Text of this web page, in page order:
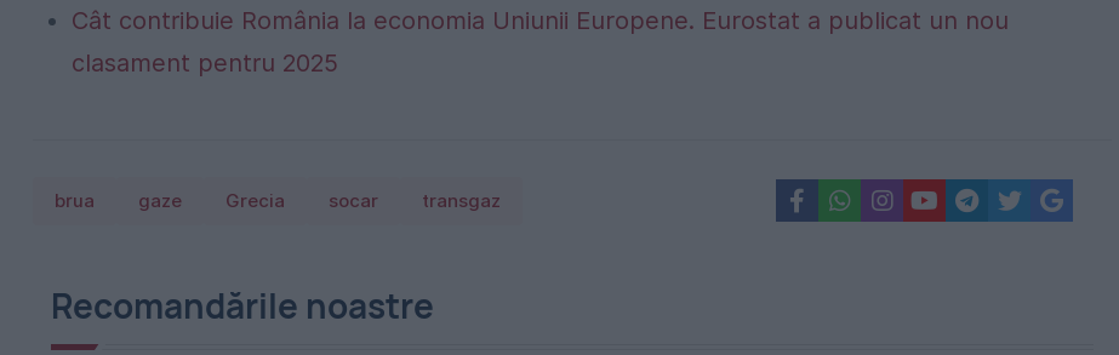
Cât contribuie România la economia Uniunii Europene. Eurostat a publicat un nou
clasament pentru 2025
brua gaze Grecia socar transgaz
Recomandările noastre